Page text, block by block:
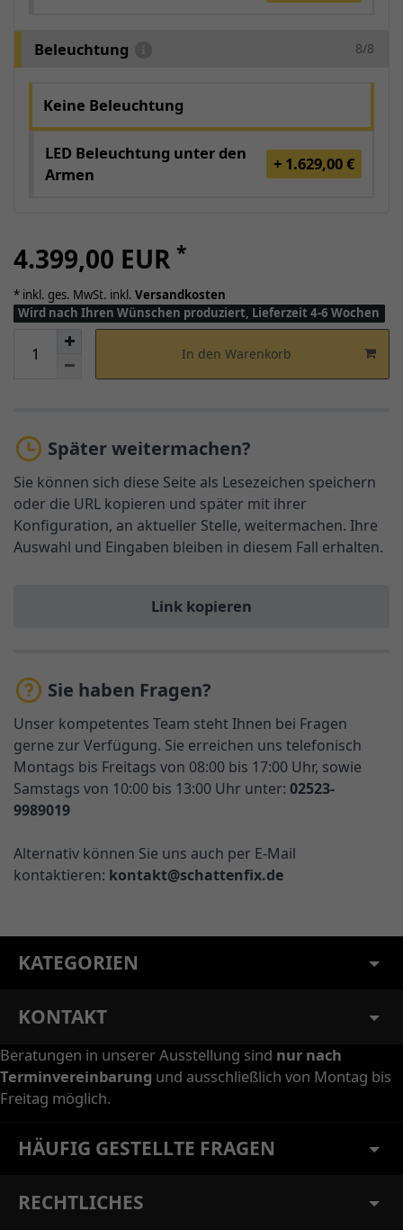
Beleuchtung 8/8
Keine Beleuchtung
LED Beleuchtung unter den
Armen
+ 1.629,00 €
4.399,00 EUR *
* inkl. ges. MwSt. inkl. Versandkosten
Wird nach Ihren Wünschen produziert, Lieferzeit 4-6 Wochen
In den Warenkorb
Später weitermachen?
Sie können sich diese Seite als Lesezeichen speichern
oder die URL kopieren und später mit ihrer
Konfiguration, an aktueller Stelle, weitermachen. Ihre
Auswahl und Eingaben bleiben in diesem Fall erhalten.
Link kopieren
Sie haben Fragen?
Unser kompetentes Team steht Ihnen bei Fragen
gerne zur Verfügung. Sie erreichen uns telefonisch
Montags bis Freitags von 08:00 bis 17:00 Uhr, sowie
Samstags von 10:00 bis 13:00 Uhr unter: 02523-
9989019
Alternativ können Sie uns auch per E-Mail
kontaktieren: kontakt@schattenfix.de
KATEGORIEN
KONTAKT
Beratungen in unserer Ausstellung sind nur nach
Terminvereinbarung und ausschließlich von Montag bis
Freitag möglich.
HÄUFIG GESTELLTE FRAGEN
RECHTLICHES